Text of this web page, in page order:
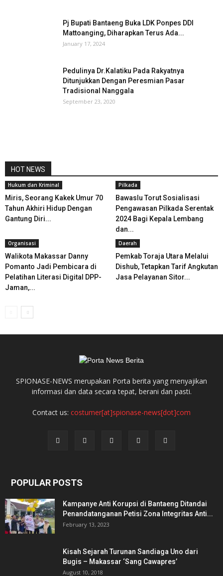
Pj Bupati Bantaeng Buka LDK Ponpes DDI
Mattoanging, Diharapkan Terus Ada...
January 17, 2024
Pedulinya Dr.Kalatiku Pada Rakyatnya
Ditunjukkan Dengan Peresmian Pasar
Tradisional Nanggala
September 23, 2020
HOT NEWS
Hukum dan Kriminal
Miris, Seorang Kakek Umur 70
Tahun Akhiri Hidup Dengan
Gantung Diri...
Pilkada
Bawaslu Torut Sosialisasi
Pengawasan Pilkada Serentak
2024 Bagi Kepala Lembang
dan...
Organisasi
Walikota Makassar Danny
Pomanto Jadi Pembicara di
Pelatihan Literasi Digital DPP-
Jaman,...
Daerah
Pemkab Toraja Utara Melalui
Dishub, Tetapkan Tarif Angkutan
Jasa Pelayanan Sitor...
SPIONASE-NEWS merupakan Porta berita yang menyajikan
informasi dan data secara tepat, berani dan pasti.
Contact us: costumer[at]spionase-news[dot]com
POPULAR POSTS
Kampanye Anti Korupsi di Bantaeng Ditandai
Penandatanganan Petisi Zona Integritas Anti...
February 13, 2023
Kisah Sejarah Turunan Sandiaga Uno dari
Bugis – Makassar ‘Sang Cawapres’
August 10, 2018